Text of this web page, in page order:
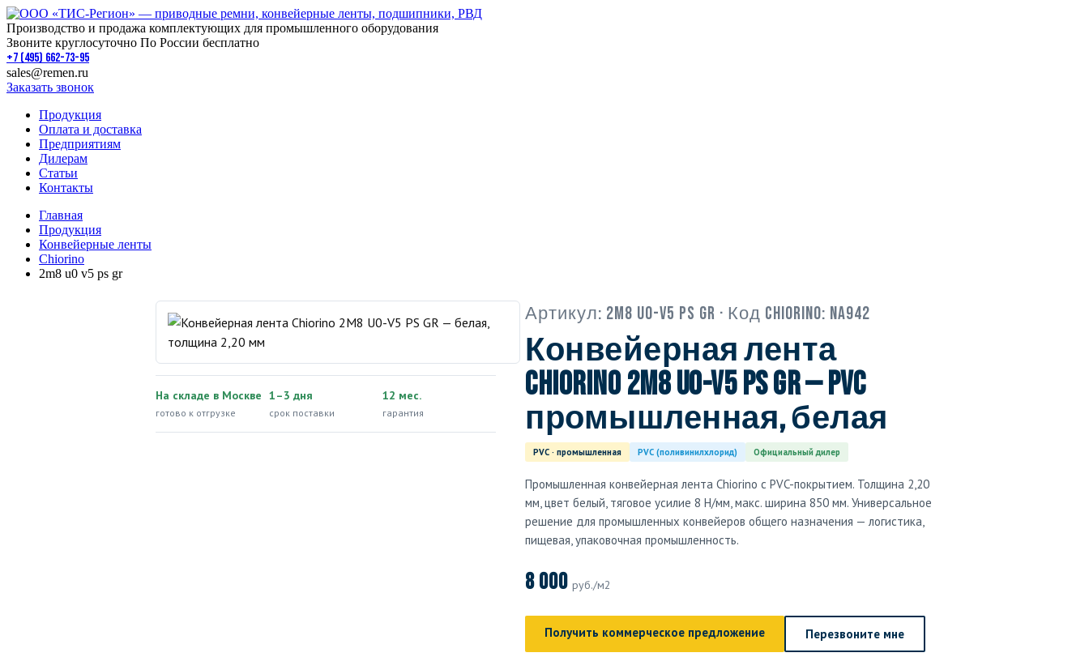
Производство и продажа комплектующих для промышленного оборудования
Звоните круглосуточно По России бесплатно
+7 (495) 662-73-95
sales@remen.ru
Заказать звонок
Продукция
Оплата и доставка
Предприятиям
Дилерам
Статьи
Контакты
Главная
Продукция
Конвейерные ленты
Chiorino
2m8 u0 v5 ps gr
На складе в Москве
готово к отгрузке
1–3 дня
срок поставки
12 мес.
гарантия
Артикул: 2M8 U0-V5 PS GR · Код Chiorino: NA942
Конвейерная лента
Chiorino 2M8 U0-V5 PS GR — PVC
промышленная, белая
PVC · промышленная PVC (поливинилхлорид) Официальный дилер
Промышленная конвейерная лента Chiorino с PVC-покрытием. Толщина 2,20
мм, цвет белый, тяговое усилие 8 Н/мм, макс. ширина 850 мм. Универсальное
решение для промышленных конвейеров общего назначения — логистика,
пищевая, упаковочная промышленность.
8 000 руб./м2
Получить коммерческое предложение Перезвоните мне